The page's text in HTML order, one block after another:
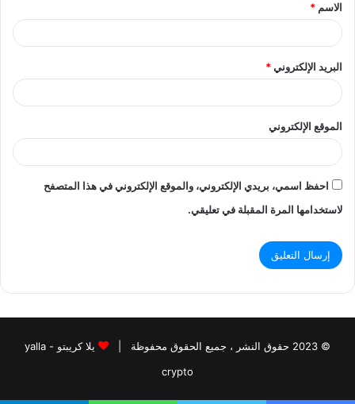
*
الاسم *
البريد الإلكتروني*
الموقع الإلكتروني
احفظ اسمي، بريدي الإلكتروني، والموقع الإلكتروني في هذا المتصفح
لاستخدامها المرة المقبلة في تعليقي.
© 2023 حقوق النشر ، جميع الحقوق محفوظة |
يلا كريبتو - yalla
crypto